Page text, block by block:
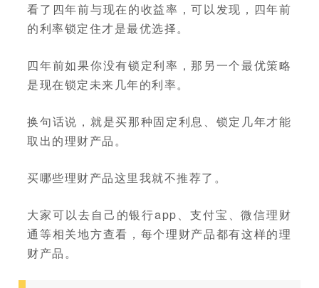
看了四年前与现在的收益率，可以发现，四年前
的利率锁定住才是最优选择。
四年前如果你没有锁定利率，那另一个最优策略
是现在锁定未来几年的利率。
换句话说，就是买那种固定利息、锁定几年才能
取出的理财产品。
买哪些理财产品这里我就不推荐了。
大家可以去自己的银行app、支付宝、微信理财
通等相关地方查看，每个理财产品都有这样的理
财产品。